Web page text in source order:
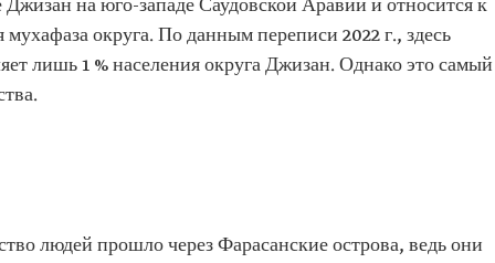
на юго-западе Саудовской Аравии и относится к
округа. По данным переписи 2022 г., здесь
лишь 1 % населения округа Джизан. Однако это самый
людей прошло через Фарасанские острова, ведь они